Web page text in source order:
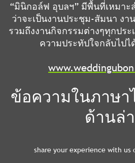
“มินิกอล์ฟ อุบลฯ” มีพื้นที่เหมาะ
ว่าจะเป็นงานประชุม-สัมนา งา
รวมถึงงานกิจกรรมต่างๆทุกปร
ความประทัปใจกลับไป
ข้อความในภาษา
ด้านล่
share your experience with us